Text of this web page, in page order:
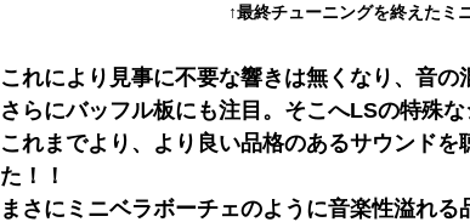
↑最終チューニングを終えたミ
これにより見事に不要な響きは無くなり、音の
さらにバッフル板にも注目。そこへLSの特殊な
これまでより、より良い品格のあるサウンドを
た！！
まさにミニベラボーチェのように音楽性溢れる